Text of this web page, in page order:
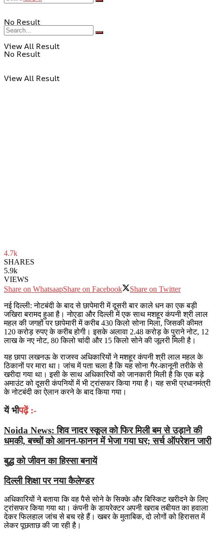
No Result
View All Result
No Result
View All Result
4.7k
SHARES
5.9k
VIEWS
Share on WhatsaapShare on Facebook
Share on Twitter
नई दिल्ली: नोटबंदी के बाद से छापेमारी में दूसरी बार काले धन का एक बड़ी
जखिरा बरामद हुआ है। नोएडा और दिल्ली में एक साथ मशहूर कंपनी श्री लाल
महल की जगहों पर छापेमारी में करीब 430 किलो सोना मिला, जिसकी कीमत
120 करोड़ रुपए के करीब होगी। इसके अलावा 2.48 करोड़ के पुराने नोट, 12
लाख के नए नोट, 80 किलो चांदी और 15 किलो सोने की जूलरी मिली है।
यह छापा लखनऊ के राजस्व अधिकारियों ने मशहूर कंपनी श्री लाल महल के
ठिकानों पर मारा था। जांच में पता चला है कि यह सोना गैर-कानूनी तरीके से
खरीदा गया था। इसी के साथ अधिकारियों को जानकारी मिली है कि एक बड़े
अमाउंट को दूसरी कंपनियों में भी ट्रांसफर किया गया है। यह सभी प्रधानमंत्री
के नोटबंदी का ऐलान करने के बाद किया गया।
यें भीपढ़ें :-
Noida News: शिव नादर स्कूल को फिर मिली बम से उड़ाने की
धमकी, बच्चों को आनन-फानन में भेजा गया घर; सर्च ऑपरेशन जारी
बुद्ध को जीवन का हिस्सा बनायें
दिल्ली शिक्षा पर नया कैलेण्‍डर
अधिकारियों ने बताया कि वह पैसे सोने के सिक्के और बिस्किट खरीदने के लिए
ट्रांसफर किया गया था। कंपनी के डायरेक्टर अपनी खराब तबीयत का हवाला
देकर फिलहाल जांच से बच रहे हैं। खबर के मुताबिक, दो लोगों को हिरासत में
लेकर पूछताछ की जा रही है।